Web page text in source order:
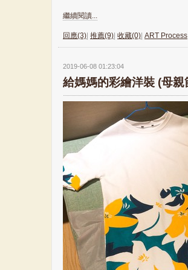
繼續閱讀...
回應(3) 推薦(9) 收藏(0) ART Process
2019-06-08 01:23:04
給媽媽的彩繪洋裝 (母親